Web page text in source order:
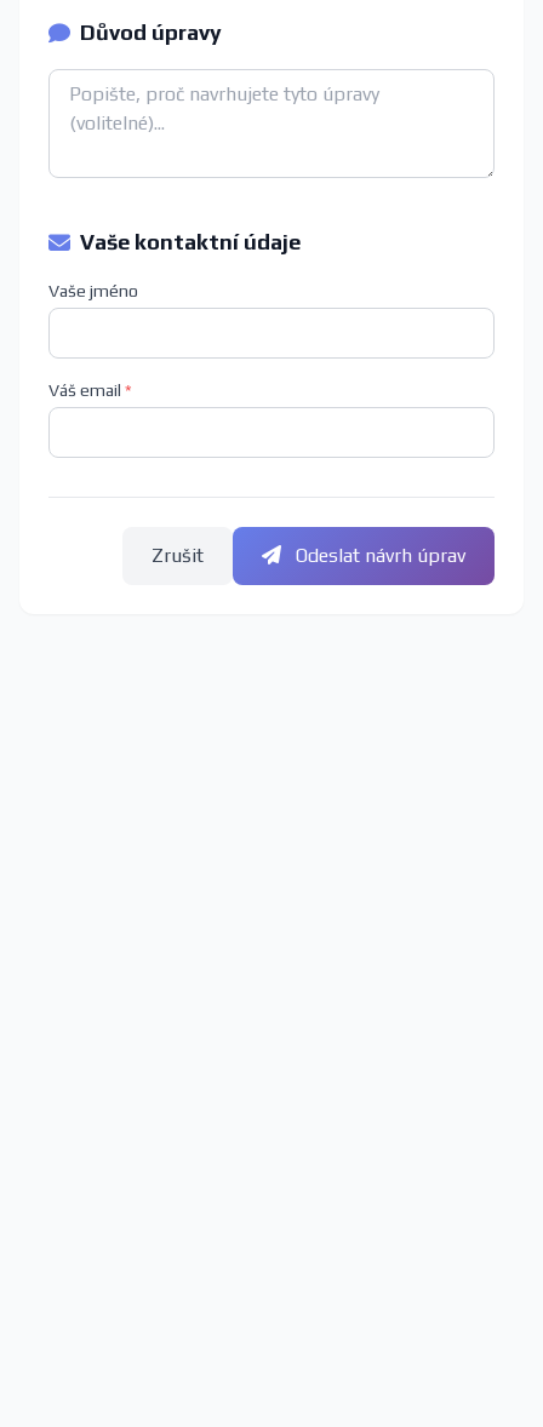
Důvod úpravy
Vaše kontaktní údaje
Vaše jméno
Váš email *
Zrušit Odeslat návrh úprav